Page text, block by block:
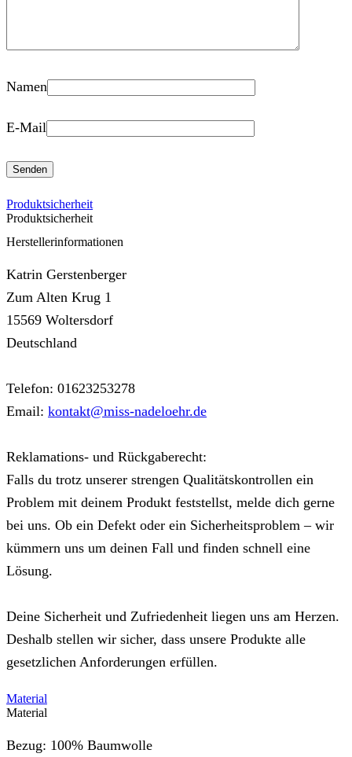
Namen
E-Mail
Produktsicherheit
Produktsicherheit
Herstellerinformationen
Katrin Gerstenberger
Zum Alten Krug 1
15569 Woltersdorf
Deutschland
Telefon: 01623253278
Email: kontakt@miss-nadeloehr.de
Reklamations- und Rückgaberecht:
Falls du trotz unserer strengen Qualitätskontrollen ein
Problem mit deinem Produkt feststellst, melde dich gerne
bei uns. Ob ein Defekt oder ein Sicherheitsproblem – wir
kümmern uns um deinen Fall und finden schnell eine
Lösung.
Deine Sicherheit und Zufriedenheit liegen uns am Herzen.
Deshalb stellen wir sicher, dass unsere Produkte alle
gesetzlichen Anforderungen erfüllen.
Material
Material
Bezug: 100% Baumwolle